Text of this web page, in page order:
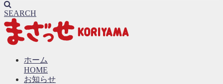
SEARCH
ホーム
HOME
お知らせ